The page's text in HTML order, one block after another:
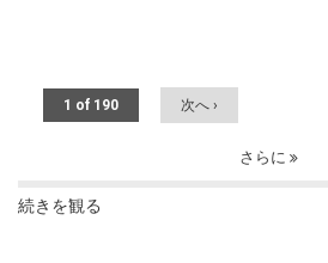
1 of 190 次へ ›
さらに
続きを観る